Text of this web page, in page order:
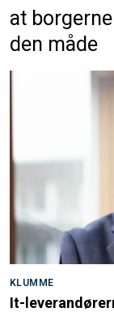
at
den måde
KLUMME
It-